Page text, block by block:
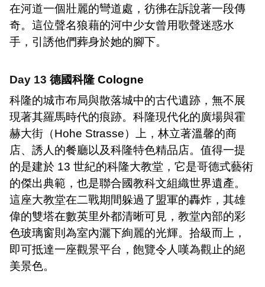
在河道一個壯麗的彎道處，彷彿在訴說著一段傳
奇。這位聲名狼藉的河中少女曾用歌聲迷惑水
手，引誘他們葬身於她的腳下。
Day 13 德國科隆 Cologne
科隆的城市布局與散落城中的古代遺跡，無不展
現著其羅馬時代的痕跡。科隆現代化的廣場與霍
赫大街（Hohe Strasse）上，林立著溫馨的商
店、誘人的餐廳以及科隆特色精品店。值得一提
的是建於 13 世紀的科隆大教堂，它是哥德式藝術
的傑出典範，也是聯合國教科文組織世界遺產。
這座大教堂在二戰期間躲過了盟軍的轟炸，其雄
偉的雙塔在數英里外都清晰可見，教堂內部的彩
色玻璃窗則為室內灑下絢麗的光輝。拾級而上，
即可抵達一座觀景平台，飽覽令人嘆為觀止的絕
美景色。